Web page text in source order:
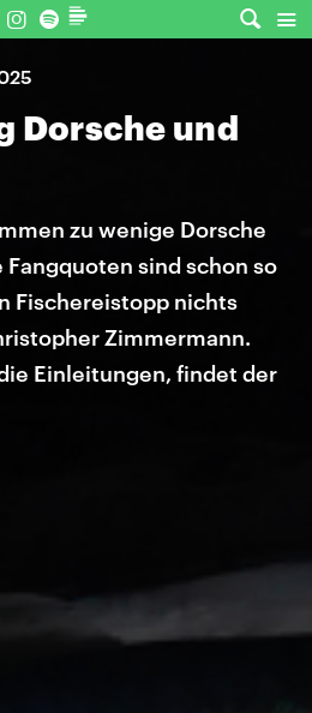
Dorsche und
zu wenige Dorsche
sind schon so
Fischereistopp nichts
Zimmermann.
Einleitungen, findet der